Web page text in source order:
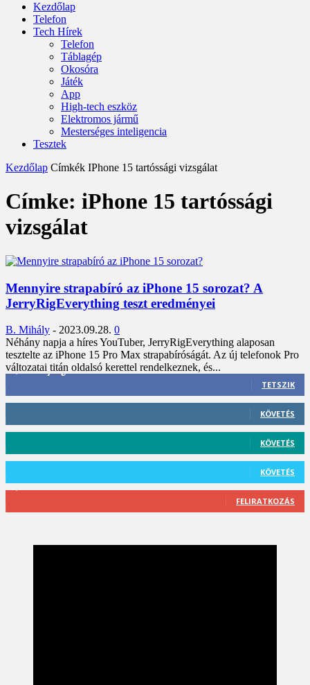
Kezdőlap
Telefon
Tech Hírek
Telefon
Táblagép
Okosóra
Játék
App
High-tech eszköz
Elektromos jármű
Mesterséges inteligencia
Tesztek
Kezdőlap Címkék IPhone 15 tartóssági vizsgálat
Címke: iPhone 15 tartóssági
vizsgálat
Mennyire strapabíró az iPhone 15 sorozat? A
JerryRigEverything teszt eredményei
B. Mihály - 2023.09.28. 0
Néhány napja a híres YouTuber, JerryRigEverything alaposan
tesztelte az iPhone 15 Pro Max strapabíróságát. Az új telefonok Pro
változatai titán oldalsó kerettel rendelkeznek, és...
3,452
Rajongók
TETSZIK
KÖVETÉS
KÖVETÉS
KÖVETÉS
FELIRATKOZÁS